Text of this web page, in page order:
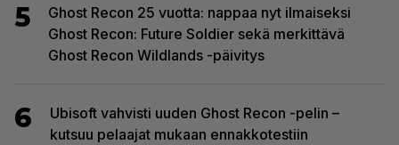
5
Ghost Recon 25 vuotta: nappaa nyt ilmaiseksi
Ghost Recon: Future Soldier sekä merkittävä
Ghost Recon Wildlands -päivitys
6
Ubisoft vahvisti uuden Ghost Recon -pelin –
kutsuu pelaajat mukaan ennakkotestiin